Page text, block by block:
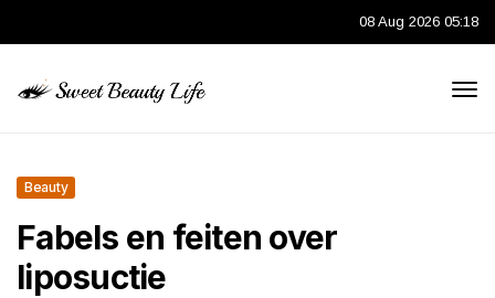
08 Aug 2026 05:18
Beauty
Fabels en feiten over
liposuctie